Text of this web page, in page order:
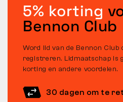
5% korting
Bennon Club
Word lid van de Bennon Club
registreren. Lidmaatschap is
korting en andere voordelen.
30 dagen om te